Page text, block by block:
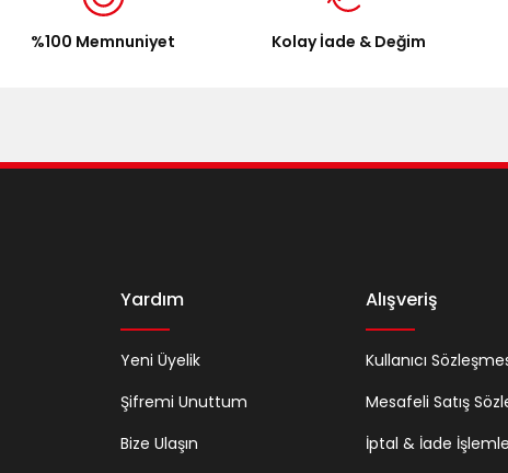
%100 Memnuniyet Kolay İade & Değim
Yardım
Yeni Üyelik
Şifremi Unuttum
Bize Ulaşın
Alışveriş
Kullanıcı
Mesafeli Satış
İptal & İade